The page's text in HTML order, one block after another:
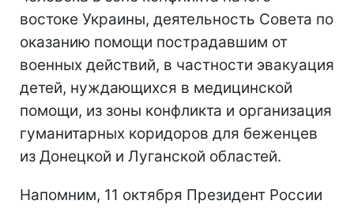
востоке Украины, деятельность Совета по
оказанию помощи пострадавшим от
военных действий, в частности эвакуация
детей, нуждающихся в медицинской
помощи, из зоны конфликта и организация
гуманитарных коридоров для беженцев
из Донецкой и Луганской областей.
Напомним, 11 октября Президент России